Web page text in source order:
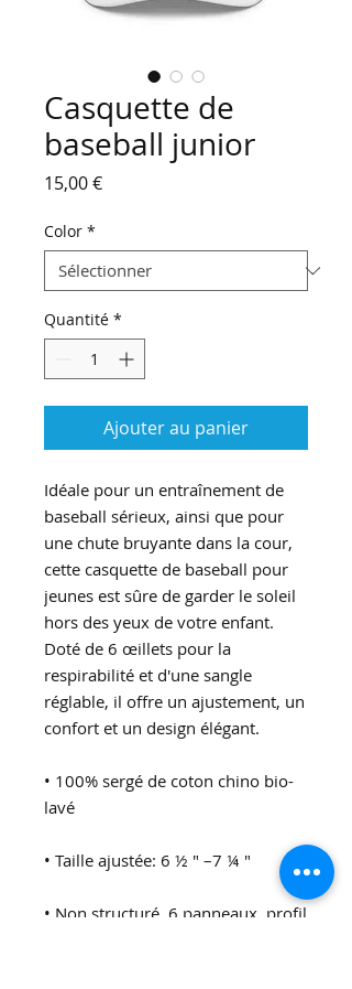
Casquette de
baseball junior
15,00 €Prix
Color *
Quantité *
Ajouter au panier
Idéale pour un entraînement de
baseball sérieux, ainsi que pour
une chute bruyante dans la cour,
cette casquette de baseball pour
jeunes est sûre de garder le soleil
hors des yeux de votre enfant.
Doté de 6 œillets pour la
respirabilité et d'une sangle
réglable, il offre un ajustement, un
• 100% sergé de coton chino bio-
• Non structuré, 6 panneaux, profil